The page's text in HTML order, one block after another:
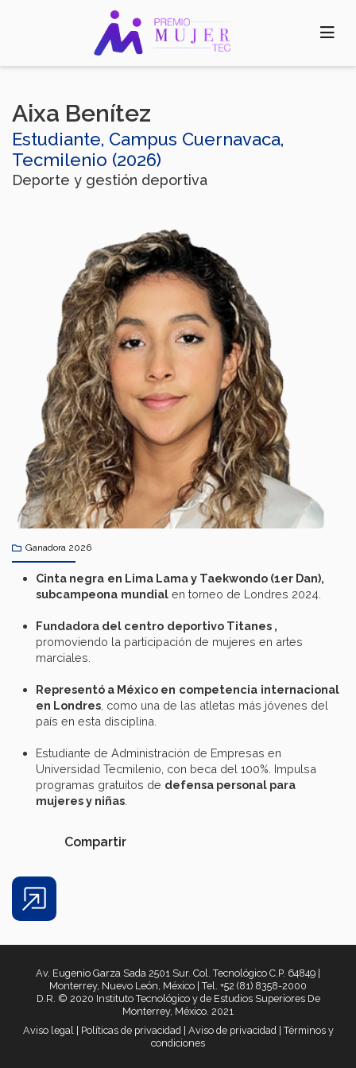
Aixa Benítez
Estudiante, Campus Cuernavaca,
Tecmilenio (2026)
Deporte y gestión deportiva
Ganadora 2026
Cinta negra en Lima Lama y Taekwondo (1er Dan),
subcampeona mundial en torneo de Londres 2024.
Fundadora del centro deportivo Titanes ,
promoviendo la participación de mujeres en artes
marciales.
Representó a México en competencia internacional
en Londres , como una de las atletas más jóvenes del
país en esta disciplina.
Estudiante de Administración de Empresas en
Universidad Tecmilenio, con beca del 100%. Impulsa
programas gratuitos de defensa personal para
mujeresy niñas
Share
Compartir
Av. Eugenio Garza Sada 2501 Sur. Col. Tecnológico C.P. 64849 |
Monterrey, Nuevo León, México | Tel. +52 (81) 8358-2000
D.R. © 2020 Instituto Tecnológico y de Estudios Superiores De
Monterrey, México. 2021
Aviso legal
Políticas de privacidad Aviso de privacidad
Términos y
condiciones